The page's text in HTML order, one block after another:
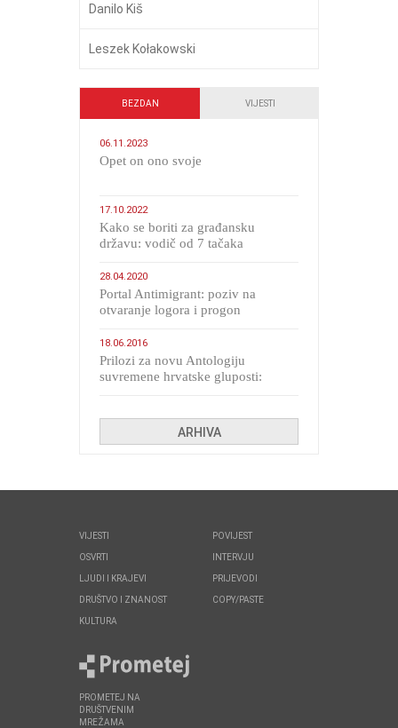
Danilo Kiš
Leszek Kołakowski
BEZDAN VIJESTI
06.11.2023
​Opet on ono svoje
17.10.2022
Kako se boriti za građansku
državu: vodič od 7 tačaka
28.04.2020
Portal Antimigrant: poziv na
otvaranje logora i progon
18.06.2016
Prilozi za novu Antologiju
suvremene hrvatske gluposti:
ARHIVA
VIJESTI
OSVRTI
LJUDI I KRAJEVI
DRUŠTVO I ZNANOST
KULTURA
POVIJEST
INTERVJU
PRIJEVODI
COPY/PASTE
PROMETEJ NA
DRUŠTVENIM
MREŽAMA